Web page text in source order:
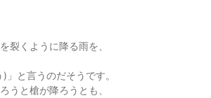
裂くように降る雨を、
)」と言うのだそうです。
うと槍が降ろうとも、